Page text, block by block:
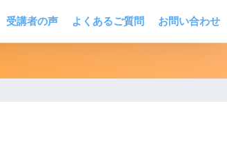
受講者の声 よくあるご質問 お問い合わせ